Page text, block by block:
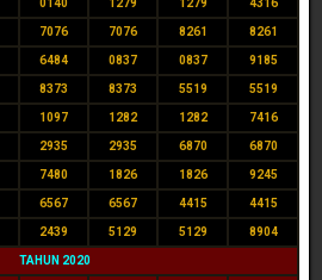
7076 7076 8261 8261
6484 0837 0837 9185
8373 8373 5519 5519
1097 1282 1282 7416
2935 2935 6870 6870
7480 1826 1826 9245
6567 6567 4415 4415
2439 5129 5129 8904
TAHUN 2020